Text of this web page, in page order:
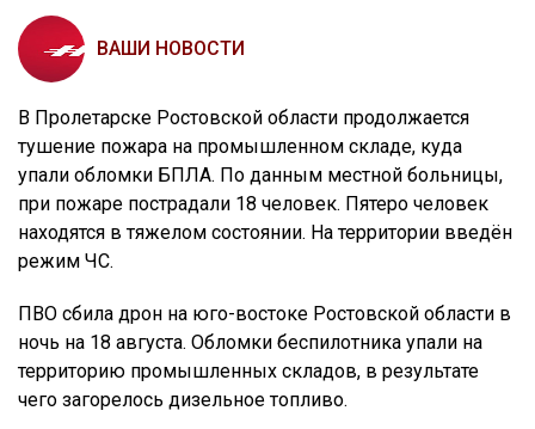
ВАШИ НОВОСТИ
В Пролетарске Ростовской области продолжается
тушение пожара на промышленном складе, куда
упали обломки БПЛА. По данным местной больницы,
при пожаре пострадали 18 человек. Пятеро человек
находятся в тяжелом состоянии. На территории введён
режим ЧС.
ПВО сбила дрон на юго-востоке Ростовской области в
ночь на 18 августа. Обломки беспилотника упали на
территорию промышленных складов, в результате
чего загорелось дизельное топливо.